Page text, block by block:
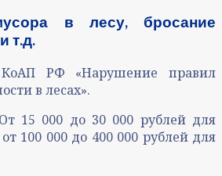
в лесу, бросание
т.д.
РФ «Нарушение правил
в лесах».
От 15 000 до 30 000 рублей для
100 000 до 400 000 рублей для